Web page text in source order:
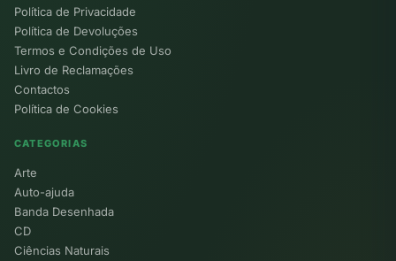
Política de Privacidade
Política de Devoluções
Termos e Condições de Uso
Livro de Reclamações
Contactos
Política de Cookies
CATEGORIAS
Arte
Auto-ajuda
Banda Desenhada
CD
Ciências Naturais